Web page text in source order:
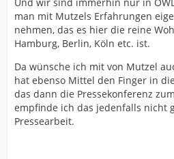
man mit Mutzels Erfahrungen
nehmen, das es hier die reine
Hamburg, Berlin, Köln etc. ist.
Da wünsche ich mit von Mutzel
hat ebenso Mittel den Finger in
das dann die Pressekonferenz
empfinde ich das jedenfalls nicht
Pressearbeit.